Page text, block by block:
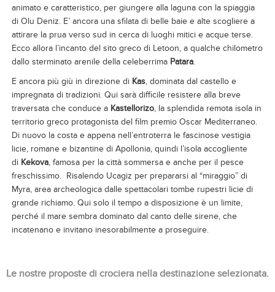
animato e caratteristico, per giungere alla laguna con la spiaggia
di Olu Deniz. E’ ancora una sfilata di belle baie e alte scogliere a
attirare la prua verso sud in cerca di luoghi mitici e acque terse.
Ecco allora l’incanto del sito greco di Letoon, a qualche chilometro
dallo sterminato arenile della celeberrima Patara.
E ancora più giù in direzione di Kas, dominata dal castello e
impregnata di tradizioni. Qui sarà difficile resistere alla breve
traversata che conduce a Kastellorizo, la splendida remota isola in
territorio greco protagonista del film premio Oscar Mediterraneo.
Di nuovo la costa e appena nell’entroterra le fascinose vestigia
licie, romane e bizantine di Apollonia, quindi l’isola accogliente
di Kekova, famosa per la città sommersa e anche per il pesce
freschissimo. Risalendo Ucagiz per prepararsi al “miraggio” di
Myra, area archeologica dalle spettacolari tombe rupestri licie di
grande richiamo. Qui solo il tempo a disposizione è un limite,
perché il mare sembra dominato dal canto delle sirene, che
incatenano e invitano inesorabilmente a proseguire.
Le nostre proposte di crociera nella destinazione selezionata.